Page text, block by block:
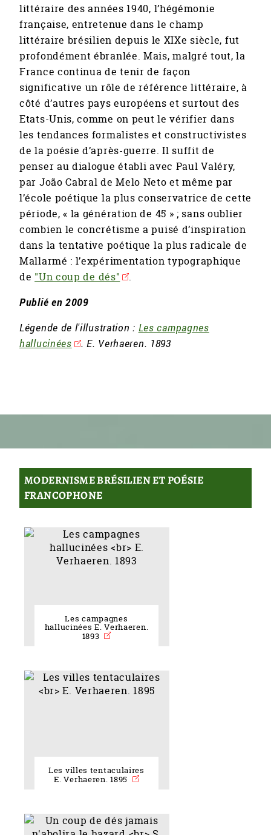
littéraire des années 1940, l’hégémonie
française, entretenue dans le champ
littéraire brésilien depuis le XIXe siècle, fut
profondément ébranlée. Mais, malgré tout, la
France continua de tenir de façon
significative un rôle de référence littéraire, à
côté d’autres pays européens et surtout des
Etats-Unis, comme on peut le vérifier dans
les tendances formalistes et constructivistes
de la poésie d’après-guerre. Il suffit de
penser au dialogue établi avec Paul Valéry,
par João Cabral de Melo Neto et même par
l’école poétique la plus conservatrice de cette
période, « la génération de 45 » ; sans oublier
combien le concrétisme a puisé d’inspiration
dans la tentative poétique la plus radicale de
Mallarmé : l’expérimentation typographique
de "Un coup de dés" .
Publié en 2009
Légende de l'illustration : Les campagnes
hallucinées
. E. Verhaeren. 1893
MODERNISME BRÉSILIEN ET POÉSIE
FRANCOPHONE
Les campagnes
hallucinées E. Verhaeren.
1893
Les villes tentaculaires
E. Verhaeren. 1895